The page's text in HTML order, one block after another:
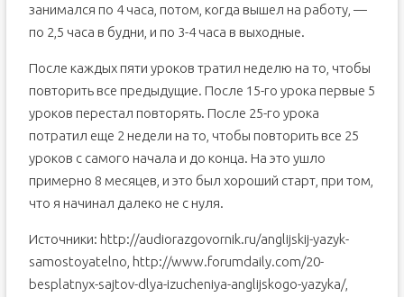
занимался по 4 часа, потом, когда вышел на работу, —
по 2,5 часа в будни, и по 3-4 часа в выходные.
После каждых пяти уроков тратил неделю на то, чтобы
повторить все предыдущие. После 15-го урока первые 5
уроков перестал повторять. После 25-го урока
потратил еще 2 недели на то, чтобы повторить все 25
уроков с самого начала и до конца. На это ушло
примерно 8 месяцев, и это был хороший старт, при том,
что я начинал далеко не с нуля.
Источники: http://audiorazgovornik.ru/anglijskij-yazyk-
samostoyatelno, http://www.forumdaily.com/20-
besplatnyx-sajtov-dlya-izucheniya-anglijskogo-yazyka/,